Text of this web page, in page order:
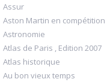
Assur
Aston Martin en compétition
Astronomie
Atlas de Paris , Edition 2007
Atlas historique
Au bon vieux temps